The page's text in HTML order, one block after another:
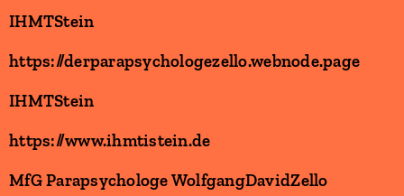
IHMTStein
https://derparapsychologezello.webnode.page
IHMTStein
https://www.ihmtistein.de
MfG Parapsychologe WolfgangDavidZello